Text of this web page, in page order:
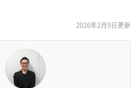
2026年2月9日更新